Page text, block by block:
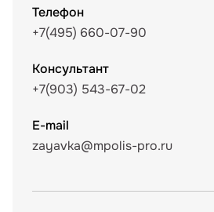
Телефон
+7(495) 660-07-90
Консультант
+7(903) 543-67-02
E-mail
zayavka@mpolis-pro.ru